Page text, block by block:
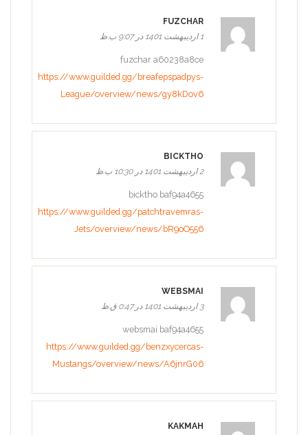
FUZCHAR
1 اردیبهشت 1401 در 9:07 ب.ظ
fuzchar a60238a8ce
https://www.guilded.gg/breafepspadpys-
League/overview/news/gy8kDov6
BICKTHO
2 اردیبهشت 1401 در 10:30 ب.ظ
bicktho baf94a4655
https://www.guilded.gg/patchtravemras-
Jets/overview/news/bR9oO556
WEBSMAI
3 اردیبهشت 1401 در 0:47 ق.ظ
websmai baf94a4655
https://www.guilded.gg/benzxycercas-
Mustangs/overview/news/A6jnrG06
KAKMAH